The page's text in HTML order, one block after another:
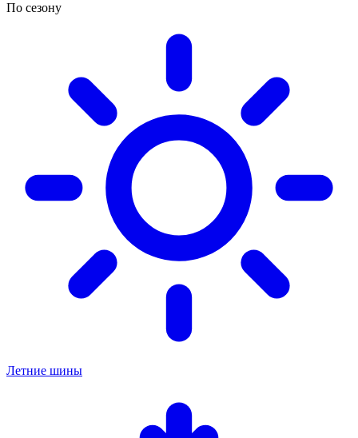
По сезону
Летние шины